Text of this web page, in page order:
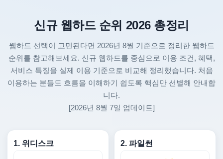
신규 웹하드 순위 2026 총정리
웹하드 선택이 고민된다면 2026년 8월 기준으로 정리한 웹하드
순위를 참고해보세요. 신규 웹하드를 중심으로 이용 조건, 혜택,
서비스 특징을 실제 이용 기준으로 비교해 정리했습니다. 처음
이용하는 분들도 흐름을 이해하기 쉽도록 핵심만 선별해 안내합
니다.
[2026년 8월 7일 업데이트]
1. 위디스크 2. 파일썬